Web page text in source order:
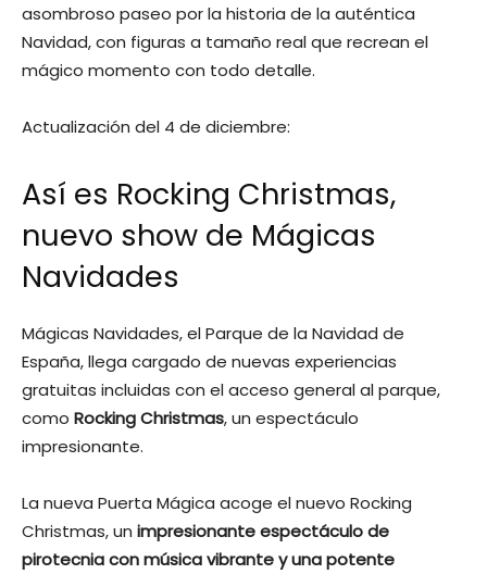
asombroso paseo por la historia de la auténtica
Navidad, con figuras a tamaño real que recrean el
mágico momento con todo detalle.
Actualización del 4 de diciembre:
Así es Rocking Christmas,
nuevo show de Mágicas
Navidades
Mágicas Navidades, el Parque de la Navidad de
España, llega cargado de nuevas experiencias
gratuitas incluidas con el acceso general al parque,
como Rocking Christmas, un espectáculo
impresionante.
La nueva Puerta Mágica acoge el nuevo Rocking
Christmas, un impresionante espectáculo de
pirotecnia con música vibrante y una potente